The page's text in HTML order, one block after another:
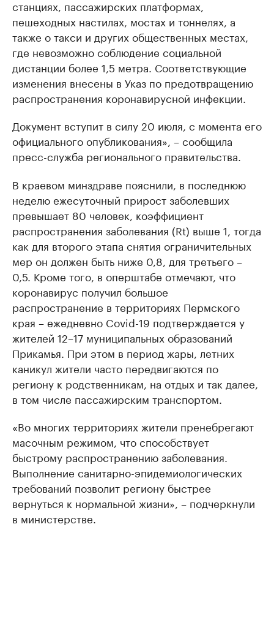
станциях, пассажирских платформах,
пешеходных настилах, мостах и тоннелях, а
также о такси и других общественных местах,
где невозможно соблюдение социальной
дистанции более 1,5 метра. Соответствующие
изменения внесены в Указ по предотвращению
распространения коронавирусной инфекции.
Документ вступит в силу 20 июля, с момента его
официального опубликования», – сообщила
пресс-служба регионального правительства.
В краевом минздраве пояснили, в последнюю
неделю ежесуточный прирост заболевших
превышает 80 человек, коэффициент
распространения заболевания (Rt) выше 1, тогда
как для второго этапа снятия ограничительных
мер он должен быть ниже 0,8, для третьего –
0,5. Кроме того, в оперштабе отмечают, что
коронавирус получил большое
распространение в территориях Пермского
края – ежедневно Covid-19 подтверждается у
жителей 12–17 муниципальных образований
Прикамья. При этом в период жары, летних
каникул жители часто передвигаются по
региону к родственникам, на отдых и так далее,
в том числе пассажирским транспортом.
«Во многих территориях жители пренебрегают
масочным режимом, что способствует
быстрому распространению заболевания.
Выполнение санитарно-эпидемиологических
требований позволит региону быстрее
вернуться к нормальной жизни», – подчеркнули
в министерстве.